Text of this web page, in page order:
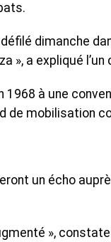
dimanche
a expliqué l’un
à une
de mobilisation
un écho
»,